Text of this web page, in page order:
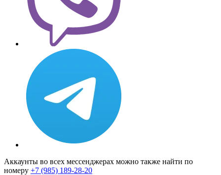
Аккаунты во всех мессенджерах можно также найти по
номеру +7 (985) 189-28-20